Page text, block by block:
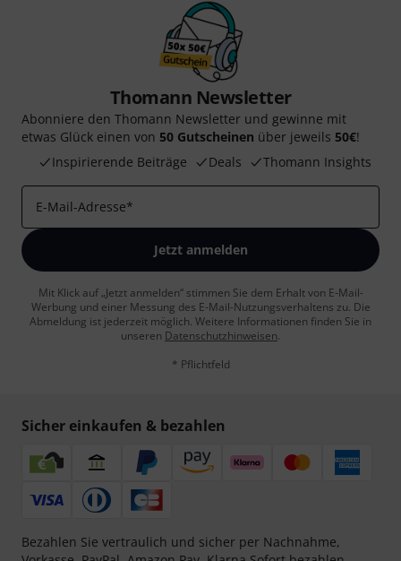
Thomann Newsletter
Abonniere den Thomann Newsletter und gewinne mit
etwas Glück einen von 50 Gutscheinen über jeweils 50€!
Inspirierende Beiträge
Deals Thomann Insights
E-Mail-Adresse*
Jetzt anmelden
Mit Klick auf „Jetzt anmelden“ stimmen Sie dem Erhalt von E-Mail-
Werbung und einer Messung des E-Mail-Nutzungsverhaltens zu. Die
Abmeldung ist jederzeit möglich. Weitere Informationen finden Sie in
unseren Datenschutzhinweisen.
* Pflichtfeld
Sicher einkaufen & bezahlen
Bezahlen Sie vertraulich und sicher per Nachnahme,